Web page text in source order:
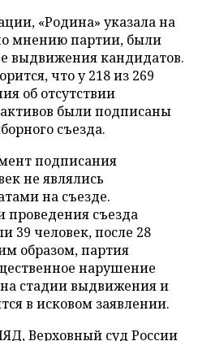
«Родина» указала на
мнению партии, были
выдвижения кандидатов.
что у 218 из 269
об отсутствии
были подписаны
съезда.
подписания
не являлись
на съезде.
проведения съезда
39 человек, после 28
образом, партия
нарушение
стадии выдвижения и
в исковом заявлении.
Верховный суд России